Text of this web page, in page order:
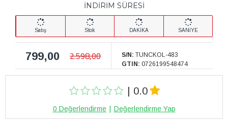
| 0.0
0 Değerlendirme Değerlendirme Yap
İNDİRİM SÜRESİ
Satış Stok DAKİKA SANİYE
799,00 2.598,00 S/N: TUNCKOL-483
GTIN: 0726199548474